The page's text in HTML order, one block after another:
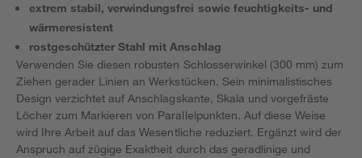
extrem stabil, verwindungsfrei sowie feuchtigkeits- und
wärmeresistent
rostgeschützter Stahl mit Anschlag
Verwenden Sie diesen robusten Schlosserwinkel (300 mm) zum
Ziehen gerader Linien an Werkstücken. Sein minimalistisches
Design verzichtet auf Anschlagskante, Skala und vorgefräste
Löcher zum Markieren von Parallelpunkten. Auf diese Weise
wird Ihre Arbeit auf das Wesentliche reduziert. Ergänzt wird der
Anspruch auf zügige Exaktheit durch das geradlinige und